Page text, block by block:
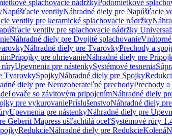
splachovacie nádržkyPodomietkové
Napúšťacie ventilyNáhradné diely pre Napúšťacie
ventily pre keramické splachovacie nádržky
ventily pre splachovacie nádržky Universal
Náhradné diely pre Dvojité splachovanie
Náhradné diely pre TvarovkyPrechody a
Prípojky pre ohrievanieNáhradné diely pre
rúryUpevnenia pre nástenkySystémové tesnenia
TvarovkySpojkyNáhradné diely pre Spojky
diely pre Nerozoberateľné prechodyPrechody
so závitovým pripojenímNáhradné diely
pre vykurovaniePríslušenstvoNáhradné diely
Upevnenia pre nástenkyNáhradné diely pre
Geberit Mapress ušľachtilá oceľSystémové rúry
RedukcieNáhradné diely pre RedukcieKolená